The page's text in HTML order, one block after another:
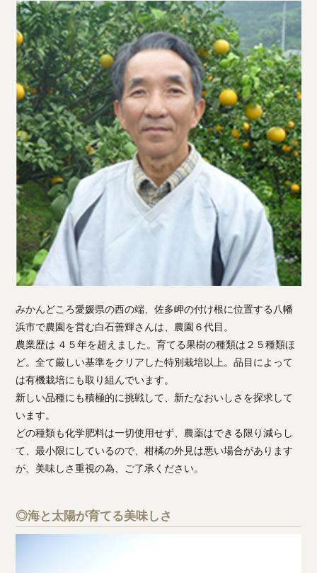
みかんどころ愛媛県の西の端、佐多岬の付け根に位置する八幡
浜市で農園を営む白石善輝さんは、農園６代目。
農業歴は ４５年を超えました。育てる果樹の種類は２５種類ほ
ど。全て厳しい基準をクリアした特別栽培以上。品目によって
は有機栽培にも取り組んでいます。
新しい品種にも積極的に挑戦して、新たなおいしさを探求して
います。
どの種類も化学肥料は一切使用せず、農薬はできる限り減らし
て、最小限にしているので、柑橘の外見は悪い場合があります
が、美味しさ重視の為、ご了承ください。
◎海と太陽が育てる美味しさ